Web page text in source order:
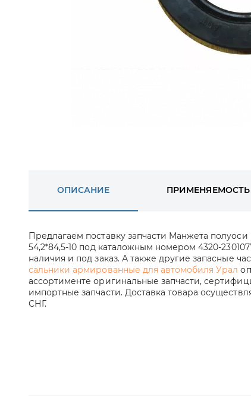
ОПИСАНИЕ ПРИМЕНЯЕМОСТЬ
Предлагаем поставку запчасти Манжета
54,2*84,5-10 под каталожным номером 4320-
наличия и под заказ. А также другие запасные
сальники армированные для автомобиля Урал
ассортименте оригинальные запчасти,
импортные запчасти. Доставка товара
СНГ.